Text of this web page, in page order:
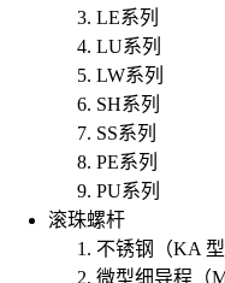
LE系列
LU系列
LW系列
SH系列
SS系列
PE系列
PU系列
滚珠螺杆
不锈钢（KA 型
微型细导程（